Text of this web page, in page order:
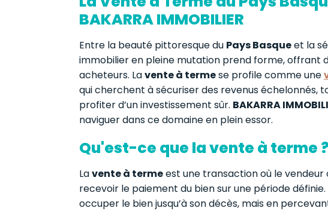
BAKARRA IMMOBILIER
Entre la beauté pittoresque du Pays Basqueet la
immobilier en pleine mutation prend forme, offrant
acheteurs. Lavente à termese profile comme une
qui cherchent à sécuriser des revenus
profiter d’un investissement sûr. BAKARRA
naviguer dans ce domaine en plein essor.
Qu'est-ce que la vente à terme ?
Lavente à termeest une transaction où le
recevoir le paiement du bien sur une période définie.
occuper le bien jusqu’à son décès, mais en